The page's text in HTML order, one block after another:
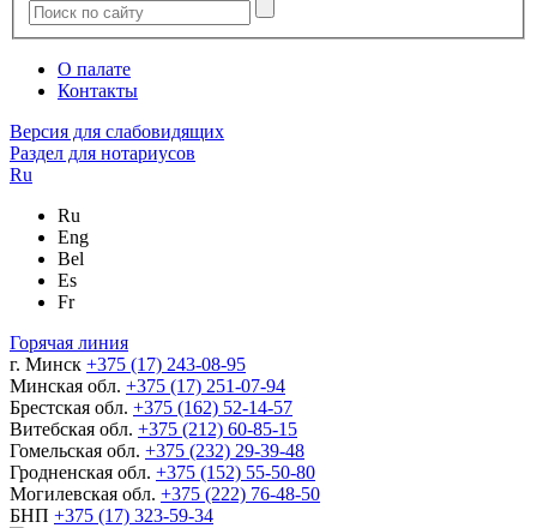
О палате
Контакты
Версия для слабовидящих
Раздел для нотариусов
Ru
Ru
Eng
Bel
Es
Fr
Горячая линия
г. Минск +375 (17) 243-08-95
Минская обл. +375 (17) 251-07-94
Брестская обл. +375 (162) 52-14-57
Витебская обл. +375 (212) 60-85-15
Гомельская обл. +375 (232) 29-39-48
Гродненская обл. +375 (152) 55-50-80
Могилевская обл. +375 (222) 76-48-50
БНП +375 (17) 323-59-34